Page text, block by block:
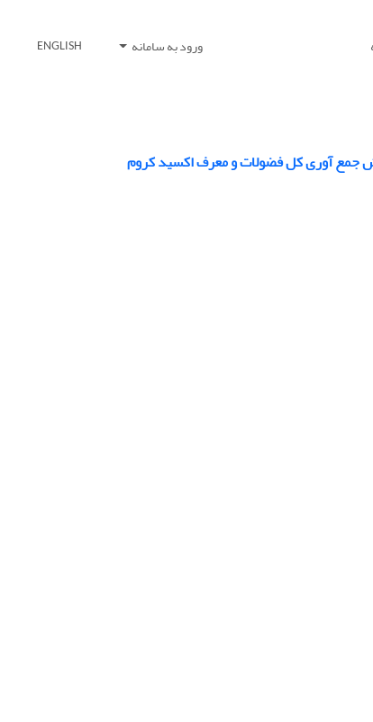
ورود به سامانه ENGLISH
جمع آوری کل فضولات و معرف اکسید کروم